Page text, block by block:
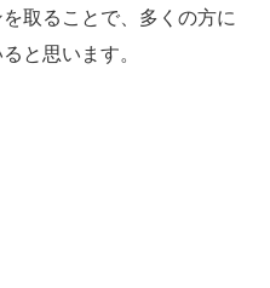
取ることで、多くの方に
と思います。